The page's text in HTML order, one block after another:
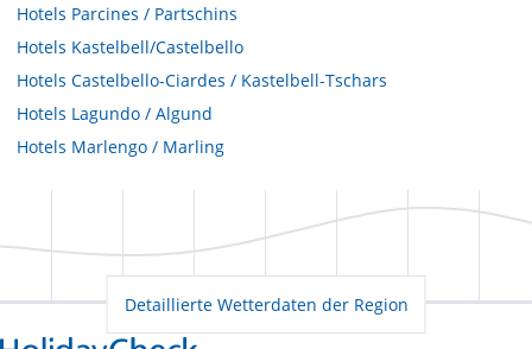
Hotels Parcines / Partschins
Hotels Kastelbell/Castelbello
Hotels Castelbello-Ciardes / Kastelbell-Tschars
Hotels Lagundo / Algund
Hotels Marlengo / Marling
Detaillierte Wetterdaten der Region